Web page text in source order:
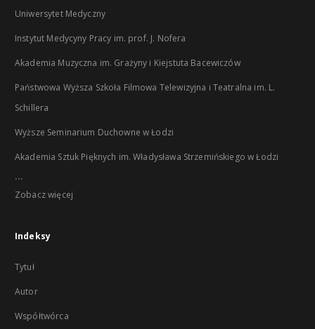
Uniwersytet Medyczny
Instytut Medycyny Pracy im. prof. J. Nofera
Akademia Muzyczna im. Grażyny i Kiejstuta Bacewiczów
Państwowa Wyższa Szkoła Filmowa Telewizyjna i Teatralna im. L.
Schillera
Wyższe Seminarium Duchowne w Łodzi
Akademia Sztuk Pięknych im. Władysława Strzemińskiego w Łodzi
...
Zobacz więcej
Indeksy
Tytuł
Autor
Współtwórca